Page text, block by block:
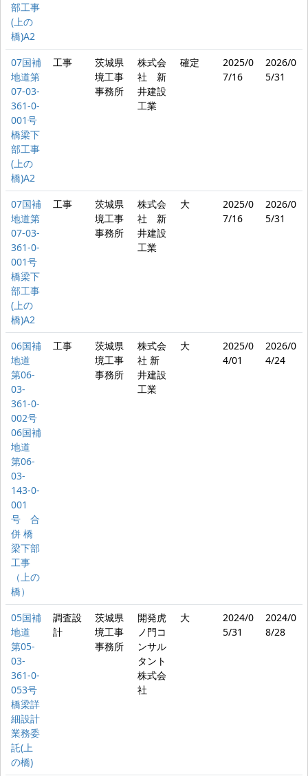
部工事
(上の
橋)A2
07国補
地道第
07-03-
361-0-
001号
橋梁下
部工事
(上の
橋)A2
工事
茨城県
境工事
事務所
株式会
社 新
井建設
工業
確定
2025/0
7/16
2026/0
5/31
07国補
地道第
07-03-
361-0-
001号
橋梁下
部工事
(上の
橋)A2
工事
茨城県
境工事
事務所
株式会
社 新
井建設
工業
大
2025/0
7/16
2026/0
5/31
06国補
地道
第06-
03-
361-0-
002号
06国補
地道
第06-
03-
143-0-
001
号 合
併 橋
梁下部
工事
（上の
橋）
工事
茨城県
境工事
事務所
株式会
社 新
井建設
工業
大
2025/0
4/01
2026/0
4/24
05国補
地道
第05-
03-
361-0-
053号
橋梁詳
細設計
業務委
託(上
の橋)
調査設
計
茨城県
境工事
事務所
開発虎
ノ門コ
ンサル
タント
株式会
社
大
2024/0
5/31
2024/0
8/28